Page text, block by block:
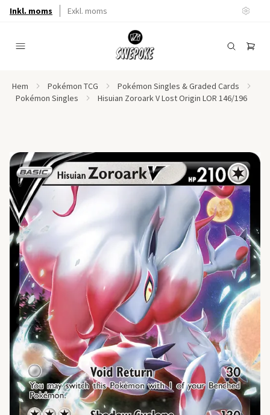
Inkl. moms Exkl. moms
Hem Pokémon TCG
Pokémon Singles & Graded Cards
Pokémon Singles
Hisuian Zoroark V Lost Origin LOR 146/196